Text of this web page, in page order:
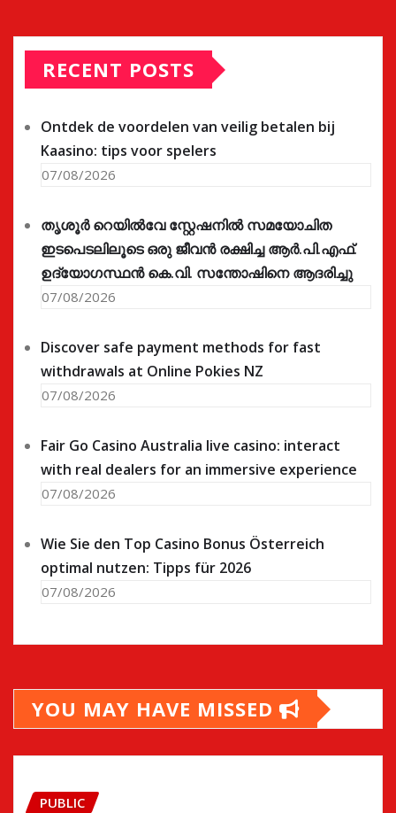
RECENT POSTS
Ontdek de voordelen van veilig betalen bij
Kaasino: tips voor spelers
07/08/2026
തൃശൂർ റെയിൽവേ സ്റ്റേഷനിൽ സമയോചിത
ഇടപെടലിലൂടെ ഒരു ജീവൻ രക്ഷിച്ച ആർ.പി.എഫ്.
ഉദ്യോഗസ്ഥൻ കെ.വി. സന്തോഷിനെ ആദരിച്ചു
07/08/2026
Discover safe payment methods for fast
withdrawals at Online Pokies NZ
07/08/2026
Fair Go Casino Australia live casino: interact
with real dealers for an immersive experience
07/08/2026
Wie Sie den Top Casino Bonus Österreich
optimal nutzen: Tipps für 2026
07/08/2026
YOU MAY HAVE MISSED
PUBLIC